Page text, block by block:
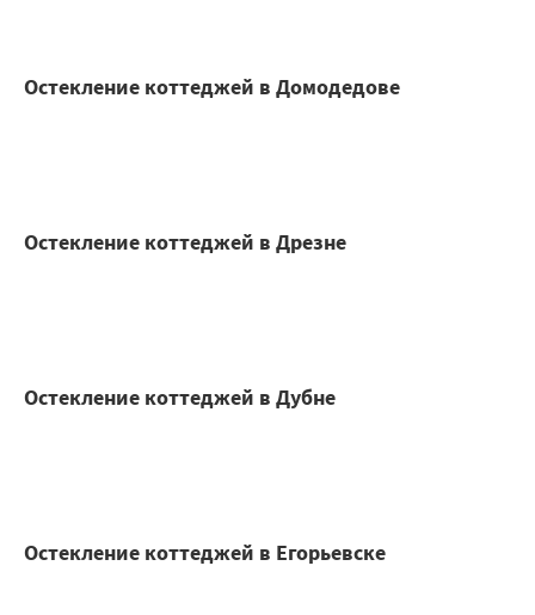
Остекление коттеджей в Домодедове
Остекление коттеджей в Дрезне
Остекление коттеджей в Дубне
Остекление коттеджей в Егорьевске